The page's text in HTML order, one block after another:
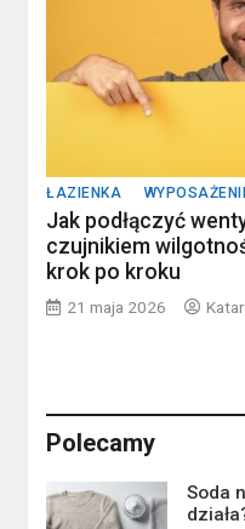
ŁAZIENKA
Jak podłączyć
czujnikiem
krok po kroku
21 maja 2026
Polecamy
Soda